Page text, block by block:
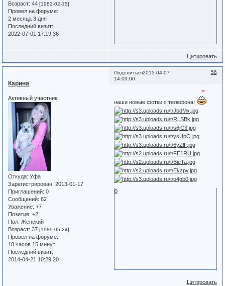
Возраст: 44[1982-02-15]
Провел на форуме:
2 месяца 3 дня
Последний визит:
2022-07-01 17:19:36
Цитировать
Поделиться 56
2013-04-07
14:09:00
Карина
Активный участник
Откуда: Уфа
Зарегистрирован: 2013-01-17
Приглашений: 0
Сообщений: 62
Уважение: +7
Позитив: +2
Пол: Женский
Возраст: 37[1989-05-24]
Провел на форуме:
18 часов 15 минут
Последний визит:
2014-04-21 10:29:20
наши новые фотки с телефона!
0
Цитировать